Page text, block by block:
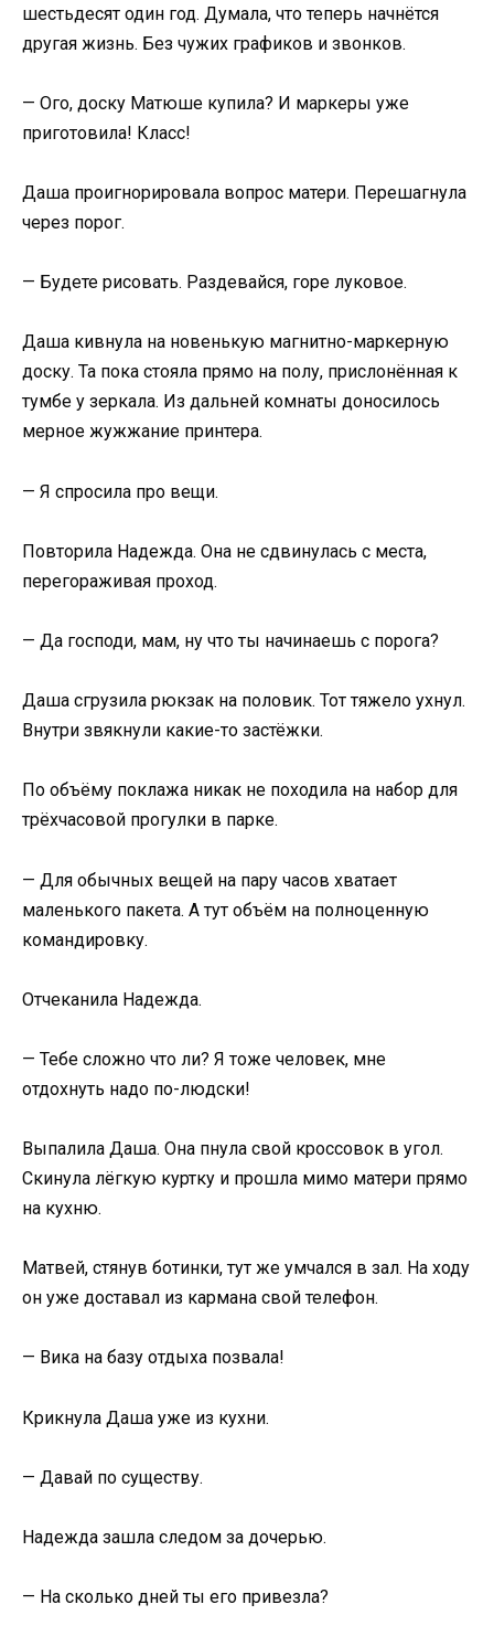
шестьдесят один год. Думала, что теперь начнётся
другая жизнь. Без чужих графиков и звонков.
— Ого, доску Матюше купила? И маркеры уже
приготовила! Класс!
Даша проигнорировала вопрос матери. Перешагнула
через порог.
— Будете рисовать. Раздевайся, горе луковое.
Даша кивнула на новенькую магнитно-маркерную
доску. Та пока стояла прямо на полу, прислонённая к
тумбе у зеркала. Из дальней комнаты доносилось
мерное жужжание принтера.
— Я спросила про вещи.
Повторила Надежда. Она не сдвинулась с места,
перегораживая проход.
— Да господи, мам, ну что ты начинаешь с порога?
Даша сгрузила рюкзак на половик. Тот тяжело ухнул.
Внутри звякнули какие-то застёжки.
По объёму поклажа никак не походила на набор для
трёхчасовой прогулки в парке.
— Для обычных вещей на пару часов хватает
маленького пакета. А тут объём на полноценную
командировку.
Отчеканила Надежда.
— Тебе сложно что ли? Я тоже человек, мне
отдохнуть надо по-людски!
Выпалила Даша. Она пнула свой кроссовок в угол.
Скинула лёгкую куртку и прошла мимо матери прямо
на кухню.
Матвей, стянув ботинки, тут же умчался в зал. На ходу
он уже доставал из кармана свой телефон.
— Вика на базу отдыха позвала!
Крикнула Даша уже из кухни.
— Давай по существу.
Надежда зашла следом за дочерью.
— На сколько дней ты его привезла?